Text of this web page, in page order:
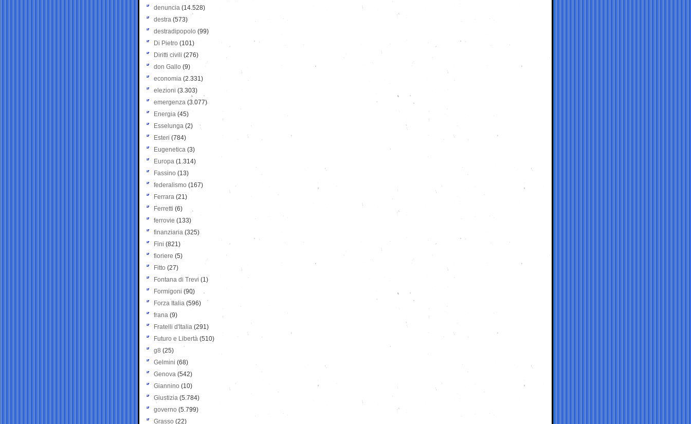
denuncia (14.528)
destra (573)
destradipopolo (99)
Di Pietro (101)
Diritti civili (276)
don Gallo (9)
economia (2.331)
elezioni (3.303)
emergenza (3.077)
Energia (45)
Esselunga (2)
Esteri (784)
Eugenetica (3)
Europa (1.314)
Fassino (13)
federalismo (167)
Ferrara (21)
Ferretti (6)
ferrovie (133)
finanziaria (325)
Fini (821)
fioriere (5)
Fitto (27)
Fontana di Trevi (1)
Formigoni (90)
Forza Italia (596)
frana (9)
Fratelli d'Italia (291)
Futuro e Libertà (510)
g8 (25)
Gelmini (68)
Genova (542)
Giannino (10)
Giustizia (5.784)
governo (5.799)
Grasso (22)